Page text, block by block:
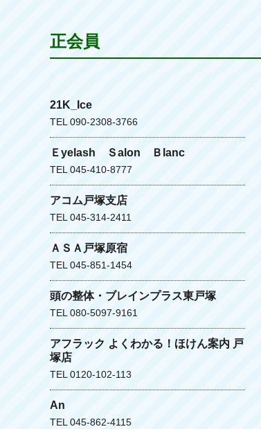
正会員
21K_Ice
TEL 090-2308-3766
Ｅyelash Ｓalon Ｂlanc
TEL 045-410-8777
アコム戸塚支店
TEL 045-314-2411
ＡＳＡ戸塚原宿
TEL 045-851-1454
頭の整体・ブレインプラス東戸塚
TEL 080-5097-9161
アフラック よくわかる！ほけん案内 戸
塚店
TEL 0120-102-113
An
TEL 045-862-4115